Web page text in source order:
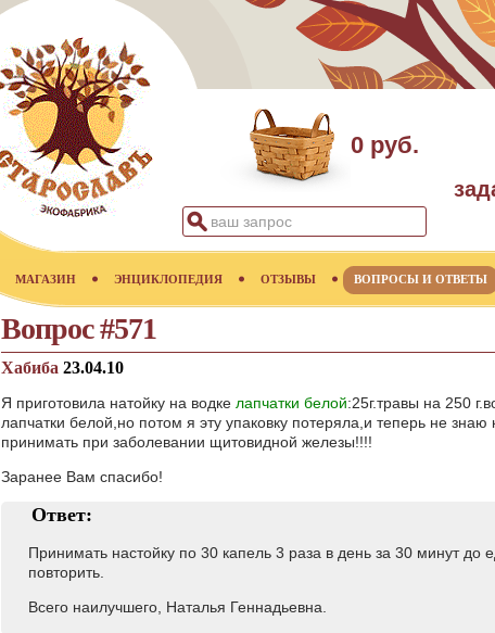
0 руб.
МАГАЗИН ЭНЦИКЛОПЕДИЯ ОТЗЫВЫ ВОПРОСЫ И ОТВЕТЫ
Вопрос #571
Хабиба 23.04.10
Я приготовила натойку на водке лапчатки белой:25г.травы на 250
лапчатки белой,но потом я эту упаковку потеряла,и теперь не
принимать при заболевании щитовидной железы!!!!
Заранее Вам спасибо!
Ответ:
Принимать настойку по 30 капель 3 раза в день за 30 минут
повторить.
Всего наилучшего, Наталья Геннадьевна.